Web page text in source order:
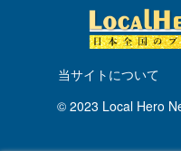
当サイトについて
© 2023 Local Hero